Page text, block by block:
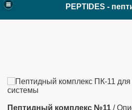
Пептидный комплекс №11 /